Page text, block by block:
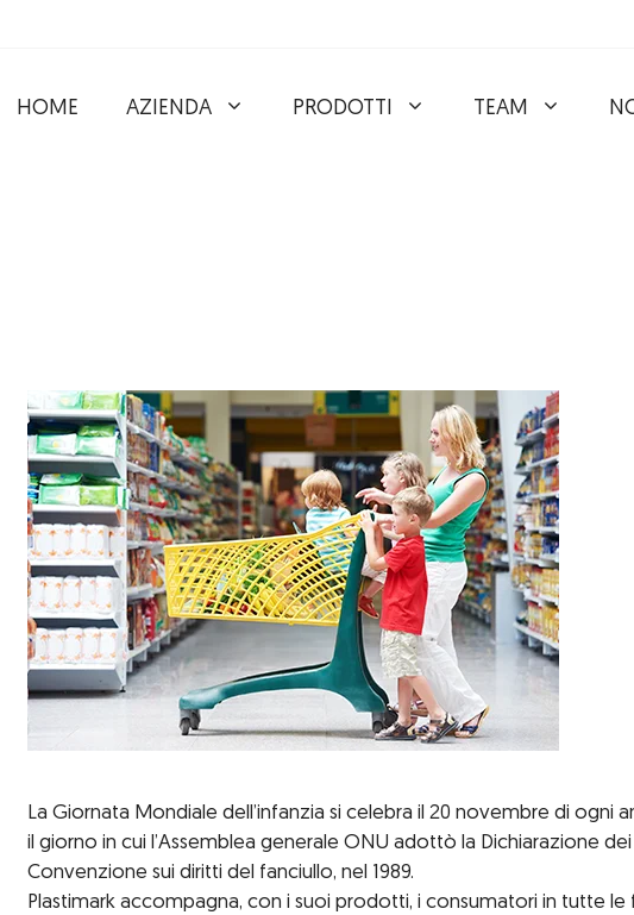
HOME AZIENDA PRODOTTI TEAM
La Giornata Mondiale dell’infanzia si celebra il 20 novembre di ogni
il giorno in cui l’Assemblea generale ONU adottò la Dichiarazione
Convenzione sui diritti del fanciullo, nel 1989.
Plastimark accompagna, con i suoi prodotti, i consumatori in tutte le